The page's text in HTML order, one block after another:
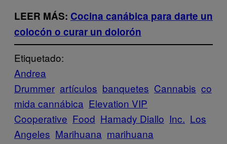
LEER MÁS: Cocina canábica para darte un
colocón o curar un dolorón
Etiquetado:
Andrea
Drummer artículos banquetes Cannabis co
mida cannábica Elevation VIP
Cooperative Food Hamady Diallo Inc. Los
Angeles Marihuana marihuana